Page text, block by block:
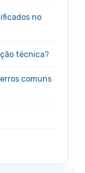
no
técnica?
comuns